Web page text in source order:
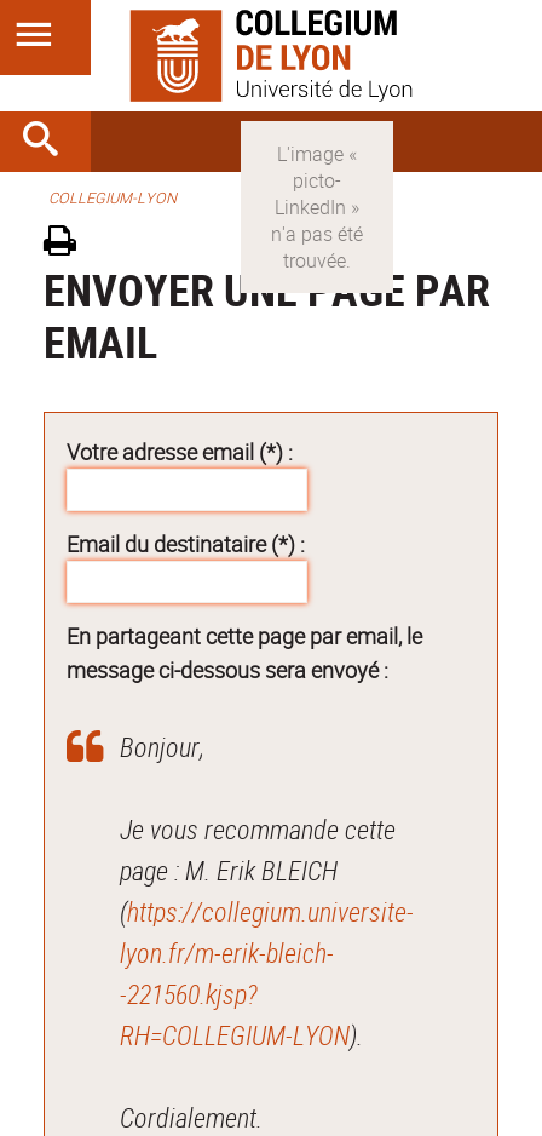
COLLEGIUM-LYON
ENVOYER UNE PAGE PAR
EMAIL
Votre adresse email (*) :
Email du destinataire (*) :
En partageant cette page par email, le
message ci-dessous sera envoyé :
Bonjour,
Je vous recommande cette
page : M. Erik BLEICH
(https://collegium.universite-
lyon.fr/m-erik-bleich-
-221560.kjsp?
RH=COLLEGIUM-LYON).
Cordialement.